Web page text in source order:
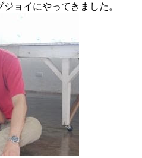
ョイにやってきました。